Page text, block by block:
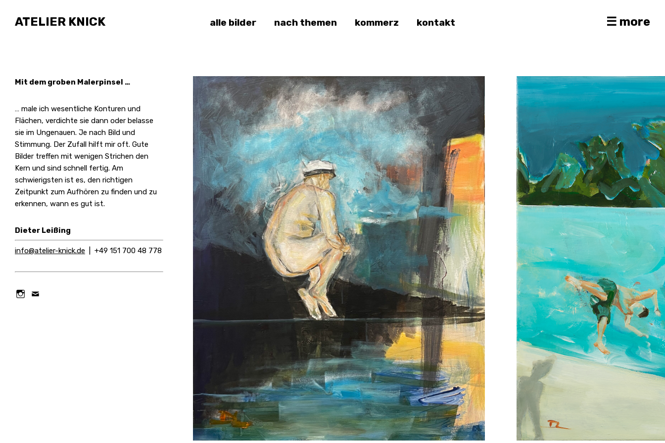
ATELIER KNICK alle bilder nach themen kommerz kontakt ☰ more
Mit dem groben Malerpinsel …
… male ich wesentliche Konturen und
Flächen, verdichte sie dann oder belasse
sie im Ungenauen. Je nach Bild und
Stimmung. Der Zufall hilft mir oft. Gute
Bilder treffen mit wenigen Strichen den
Kern und sind schnell fertig. Am
schwierigsten ist es, den richtigen
Zeitpunkt zum Aufhören zu finden und zu
erkennen, wann es gut ist.
Dieter Leißing
info@atelier-knick.de | +49 151 700 48 778